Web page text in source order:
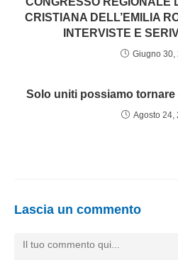
CRISTIANA DELL’EMILIA
INTERVISTE E
Giugno 30,
Solo uniti possiamo
Agosto 24,
Lascia un commento